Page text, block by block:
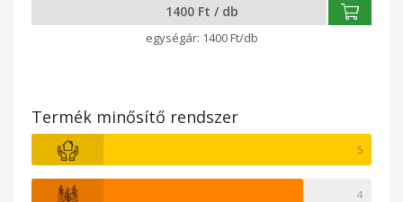
1400 Ft / db
1400 Ft/db
Termék minősítő rendszer
5
4